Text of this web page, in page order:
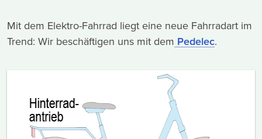
Mit dem Elektro-Fahrrad liegt eine neue Fahrradart im
Trend: Wir beschäftigen uns mit dem Pedelec.